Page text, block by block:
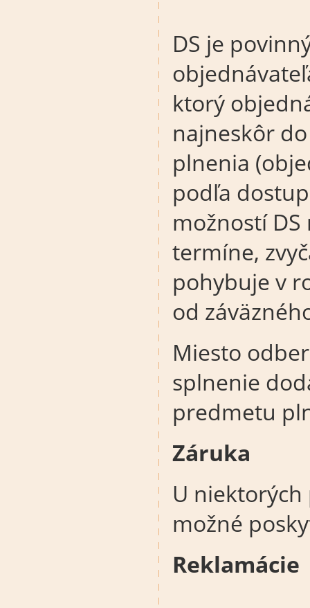
DS je
ktorý
najneskôr
plnenia
podľa
možností
termíne,
pohybuje v
od
Miesto
splnenie
predmetu
Záruka
U
možné
Reklamácie